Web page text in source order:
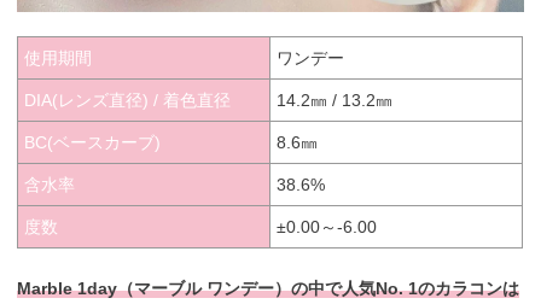
使用期間 ワンデー
DIA(レンズ直径) / 着色直径 14.2㎜ / 13.2㎜
BC(ベースカーブ) 8.6㎜
含水率 38.6%
度数 ±0.00～-6.00
Marble 1day（マーブル ワンデー）の中で人気No. 1のカラコンは